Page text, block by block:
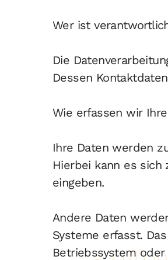
Wer ist
Die
Dessen
Wie erfassen wir
Ihre Daten werden
Hierbei kann es sich
eingeben.
Andere Daten
Systeme erfasst.
Betriebssystem